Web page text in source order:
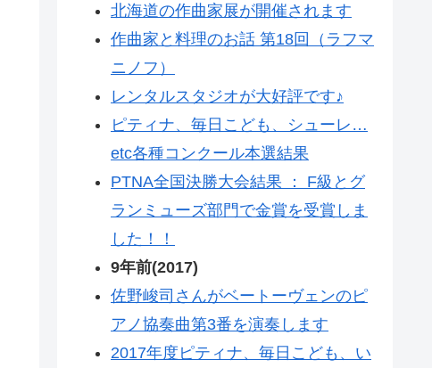
北海道の作曲家展が開催されます
作曲家と料理のお話 第18回（ラフマ
ニノフ）
レンタルスタジオが大好評です♪
ピティナ、毎日こども、シューレ…
etc各種コンクール本選結果
PTNA全国決勝大会結果 ： F級とグ
ランミューズ部門で金賞を受賞しま
した！！
9年前(2017)
佐野峻司さんがベートーヴェンのピ
アノ協奏曲第3番を演奏します
2017年度ピティナ、毎日こども、い